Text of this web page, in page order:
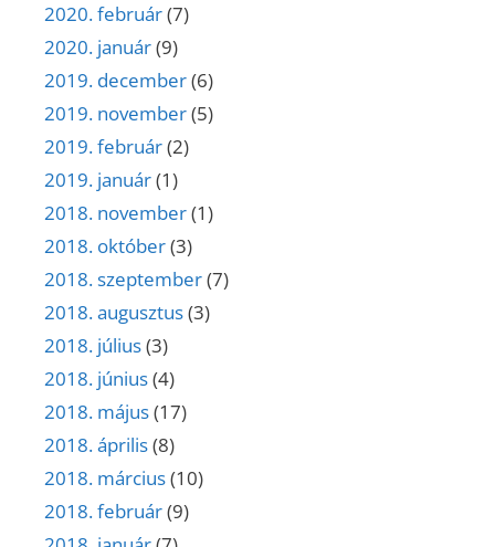
2020. február(7)
2020. január(9)
2019. december(6)
2019. november(5)
2019. február(2)
2019. január(1)
2018. november(1)
2018. október(3)
2018. szeptember(7)
2018. augusztus(3)
2018. július(3)
2018. június(4)
2018. május(17)
2018. április(8)
2018. március(10)
2018. február(9)